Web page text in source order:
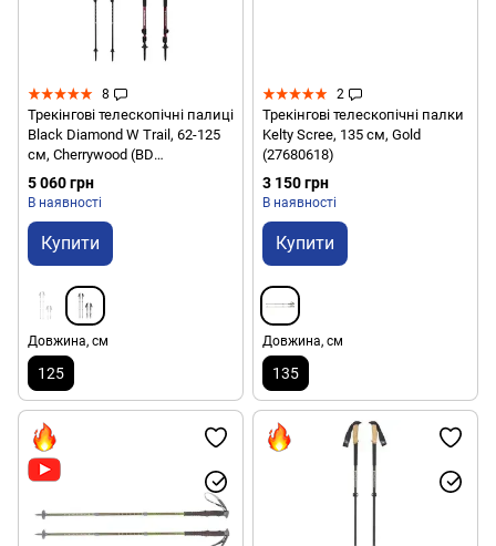
8
Трекінгові телескопічні палиці
Black Diamond W Trail, 62-125
см, Cherrywood (BD
1125082009ALL1)
5 060 грн
В наявності
Купити
Довжина, см
125
2
Трекінгові телескопічні палки
Kelty Scree, 135 см, Gold
(27680618)
3 150 грн
В наявності
Купити
Довжина, см
135